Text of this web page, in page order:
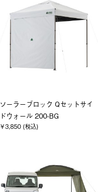
ソーラーブロック Qセットサイ
ドウォール 200-BG
￥3,850 (税込)